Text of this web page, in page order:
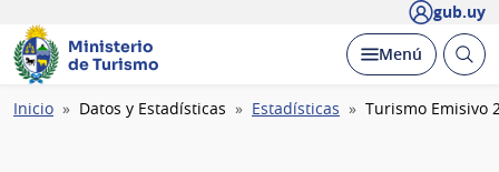
gub.uy
Ministerio
de Turismo
Desplegar
Menú Abrir
Ruta
Inicio Datos y Estadísticas Estadísticas Turismo Emisivo